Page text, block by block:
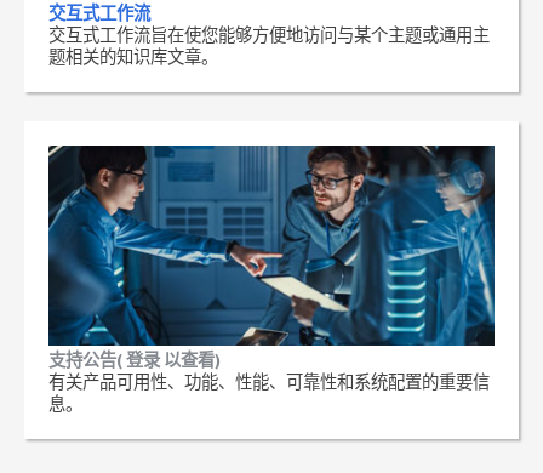
交互式工作流
交互式工作流旨在使您能够方便地访问与某个主题或通用主
题相关的知识库文章。
支持公告( 登录 以查看)
有关产品可用性、功能、性能、可靠性和系统配置的重要信
息。